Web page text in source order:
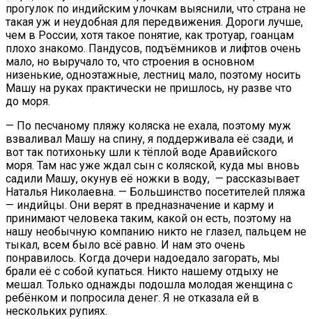
прогулок по индийским улочкам выяснили, что страна не
такая уж и неудобная для передвижения. Дороги лучше,
чем в России, хотя такое понятие, как тротуар, гоанцам
плохо знакомо. Пандусов, подъёмников и лифтов очень
мало, но выручало то, что строения в основном
низенькие, одноэтажные, лестниц мало, поэтому носить
Машу на руках практически не пришлось, ну разве что
до моря.
— По песчаному пляжу коляска не ехала, поэтому муж
взваливал Машу на спину, я поддерживала её сзади, и
вот так потихоньку шли к тёплой воде Аравийского
моря. Там нас уже ждал сын с коляской, куда мы вновь
садили Машу, окунув её ножки в воду, — рассказывает
Наталья Николаевна. — Большинство посетителей пляжа
— индийцы. Они верят в предназначение и карму и
принимают человека таким, какой он есть, поэтому на
нашу необычную компанию никто не глазел, пальцем не
тыкал, всем было всё равно. И нам это очень
понравилось. Когда дочери надоедало загорать, мы
брали её с собой купаться. Никто нашему отдыху не
мешал. Только однажды подошла молодая женщина с
ребёнком и попросила денег. Я не отказала ей в
нескольких рупиях.